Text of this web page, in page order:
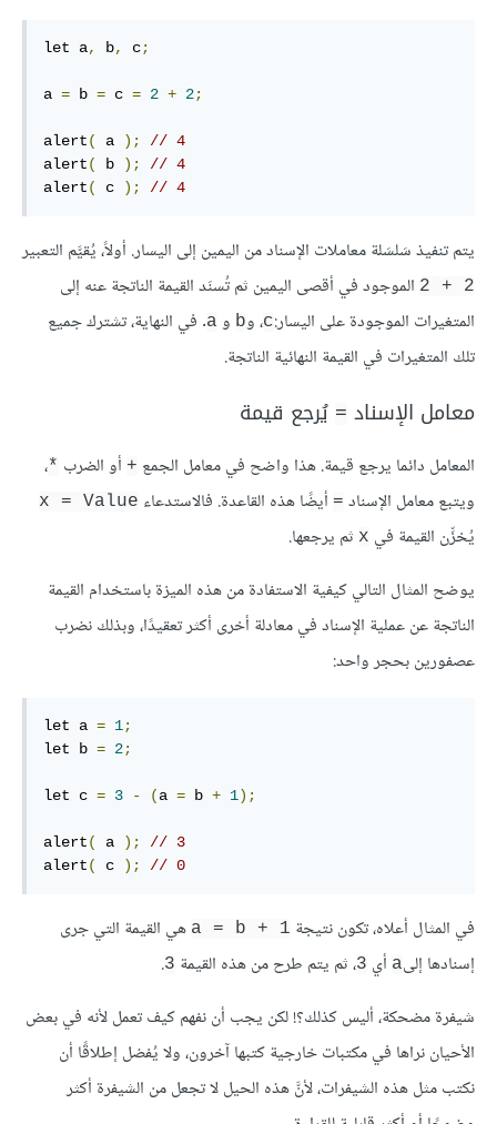
let a, b, c;
a = b = c = 2 + 2;
alert( a );
// 4
alert( b );
// 4
alert( c ); // 4
يتم تنفيذ سَلسَلة معاملات الإسناد من اليمين إلى اليسار. أولاً، يُقيَّم التعبير
2 + 2
الموجود في أقصى اليمين ثم تُسنَد القيمة الناتجة عنه إلى
المتغيرات الموجودة على اليسار:c، وb و a. في النهاية، تشترك جميع
تلك المتغيرات في القيمة النهائية الناتجة.
معامل الإسناد = يُرجع قيمة
المعامل دائما يرجع قيمة. هذا واضح في معامل الجمع + أو الضرب *،
ويتبع معامل الإسناد = أيضًا هذه القاعدة. فالاستدعاء x = Value
يُخزِّن القيمة في x ثم يرجعها.
يوضح المثال التالي كيفية الاستفادة من هذه الميزة باستخدام القيمة
الناتجة عن عملية الإسناد في معادلة أخرى أكثر تعقيدًا، وبذلك نضرب
عصفورين بحجر واحد:
let a = 1;
let b = 2;
let c = 3 - (a = b + 1);
alert( a );
// 3
alert( c ); // 0
في المثال أعلاه، تكون نتيجة a = b + 1 هي القيمة التي جرى
إسنادها إلىa أي 3، ثم يتم طرح من هذه القيمة 3
.
شيفرة مضحكة، أليس كذلك؟! لكن يجب أن نفهم كيف تعمل لأنه في بعض
الأحيان نراها في مكتبات خارجية كتبها آخرون، ولا يُفضل إطلاقًا أن
نكتب مثل هذه الشيفرات، لأنَّ هذه الحيل لا تجعل من الشيفرة أكثر